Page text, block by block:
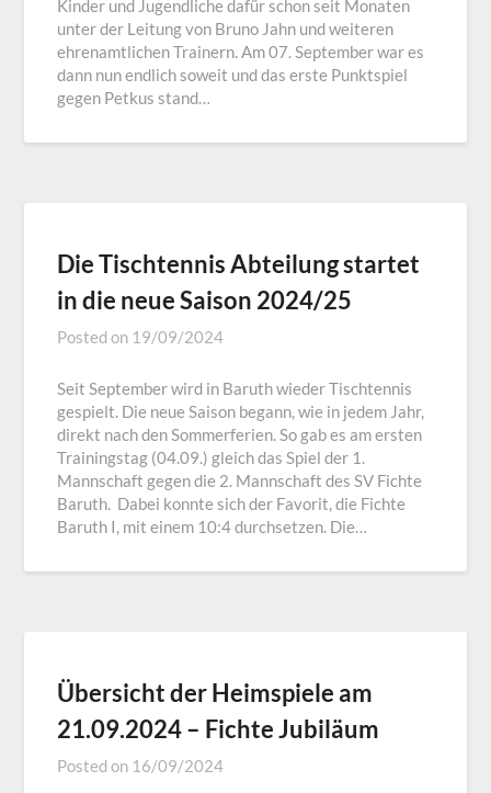
Kinder und Jugendliche dafür schon seit Monaten
unter der Leitung von Bruno Jahn und weiteren
ehrenamtlichen Trainern. Am 07. September war es
dann nun endlich soweit und das erste Punktspiel
gegen Petkus stand…
Die Tischtennis Abteilung startet
in die neue Saison 2024/25
Posted on 19/09/2024
Seit September wird in Baruth wieder Tischtennis
gespielt. Die neue Saison begann, wie in jedem Jahr,
direkt nach den Sommerferien. So gab es am ersten
Trainingstag (04.09.) gleich das Spiel der 1.
Mannschaft gegen die 2. Mannschaft des SV Fichte
Baruth. Dabei konnte sich der Favorit, die Fichte
Baruth I, mit einem 10:4 durchsetzen. Die…
Übersicht der Heimspiele am
21.09.2024 – Fichte Jubiläum
Posted on 16/09/2024